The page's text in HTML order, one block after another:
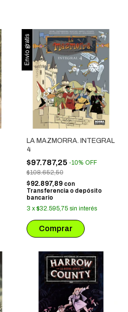
Envío gratis
LA MAZMORRA. INTEGRAL
4
$97.787,25 -10% OFF
$108.652,50
$92.897,89 con
Transferencia o depósito
bancario
3 x $32.595,75 sin interés